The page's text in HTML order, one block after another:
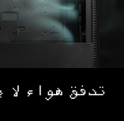
تدفق هواء لا